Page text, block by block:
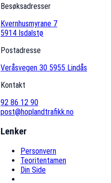
Besøksadresser
Kvernhusmyrane 7
5914 Isdalstø
Postadresse
Veråsvegen 30 5955 Lindås
Kontakt
92 86 12 90
post@hoplandtrafikk.no
Lenker
Personvern
Teoritentamen
Din Side